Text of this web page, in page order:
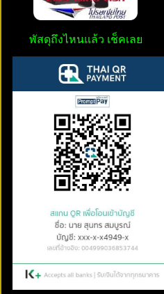
พัสดุถึงไหนแล้ว เช็คเลย